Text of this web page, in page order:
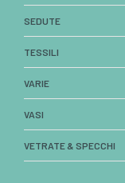
SEDUTE
TESSILI
VARIE
VASI
VETRATE & SPECCHI